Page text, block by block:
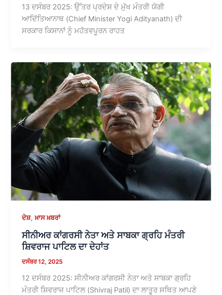
13 ਦਸੰਬਰ 2025: ਉੱਤਰ ਪ੍ਰਦੇਸ਼ ਦੇ ਮੁੱਖ ਮੰਤਰੀ ਯੋਗੀ
ਆਦਿੱਤਿਆਨਾਥ (Chief Minister Yogi Adityanath) ਦੀ
ਸਰਕਾਰ ਕਿਸਾਨਾਂ ਨੂੰ ਮਹੱਤਵਪੂਰਨ ਰਾਹਤ
ਦੇਸ਼,ਖ਼ਾਸ ਖ਼ਬਰਾਂ
ਸੀਨੀਅਰ ਕਾਂਗਰਸੀ ਨੇਤਾ ਅਤੇ ਸਾਬਕਾ ਗ੍ਰਹਿ ਮੰਤਰੀ
ਸ਼ਿਵਰਾਜ ਪਾਟਿਲ ਦਾ ਦੇਹਾਂਤ
ਦਸੰਬਰ 12, 2025
12 ਦਸੰਬਰ 2025: ਸੀਨੀਅਰ ਕਾਂਗਰਸੀ ਨੇਤਾ ਅਤੇ ਸਾਬਕਾ ਗ੍ਰਹਿ
ਮੰਤਰੀ ਸ਼ਿਵਰਾਜ ਪਾਟਿਲ (Shivraj Patil) ਦਾ ਲਾਤੂਰ ਸਥਿਤ ਆਪਣੇ